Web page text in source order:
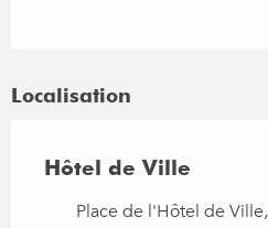
Localisation
Hôtel de Ville
Place de l'Hôtel de